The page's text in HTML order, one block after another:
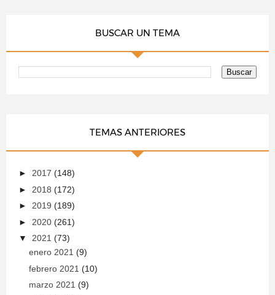
BUSCAR UN TEMA
TEMAS ANTERIORES
► 2017 (148)
► 2018 (172)
► 2019 (189)
► 2020 (261)
▼ 2021 (73)
enero 2021 (9)
febrero 2021 (10)
marzo 2021 (9)